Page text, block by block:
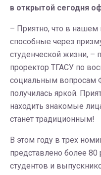
в открытой сегодня
– Приятно, что в нашем
способные через
студенческой жизни, –
проректор ТГАСУ по
социальным вопросам
получилась яркой.
находить знакомые
станет традиционным!
В этом году в трех
представлено более 80
студентов и